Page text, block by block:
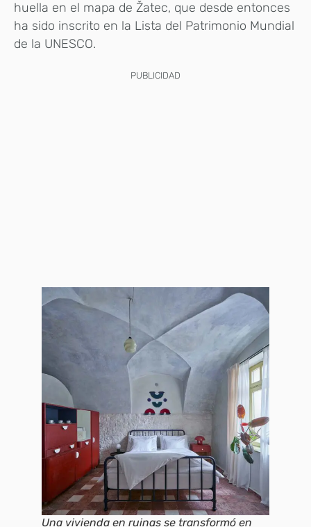
huella en el mapa de Žatec, que desde entonces
ha sido inscrito en la Lista del Patrimonio Mundial
de la UNESCO.
PUBLICIDAD
Una vivienda en ruinas se transformó en